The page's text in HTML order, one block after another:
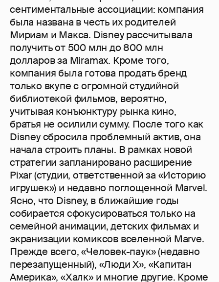
сентиментальные ассоциации: компания
была названа в честь их родителей
Мириам и Макса. Disney рассчитывала
получить от 500 млн до 800 млн
долларов за Miramax. Кроме того,
компания была готова продать бренд
только вкупе с огромной студийной
библиотекой фильмов, вероятно,
учитывая конъюнктуру рынка кино,
братья не осилили сумму. После того как
Disney сбросила проблемный актив, она
начала строить планы. В рамках новой
стратегии запланировано расширение
Pixar (студии, ответственной за «Историю
игрушек») и недавно поглощенной Marvel.
Ясно, что Disney, в ближайшие годы
собирается сфокусироваться только на
семейной анимации, детских фильмах и
экранизации комиксов вселенной Marve.
Прежде всего, «Человек-паук» (недавно
перезапущенный), «Люди X», «Капитан
Америка», «Халк» и многие другие. Кроме